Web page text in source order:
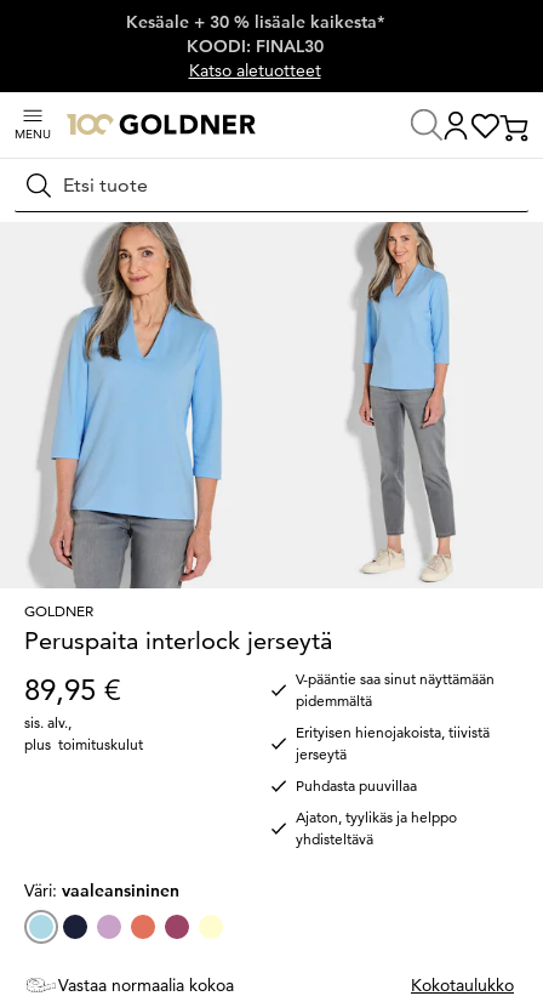
Ohita siirtymä, siirry pääsisältöön
Kesäale + 30 % lisäale kaikesta*
KOODI: FINAL30
Katso aletuotteet
MENU
Hae
Koti Naisten muoti
GOLDNER
Peruspaita interlock jerseytä
89,95 €
sis. alv.
plus toimituskulut
V-pääntie saa sinut näyttämään
pidemmältä
Erityisen hienojakoista, tiivistä
jerseytä
Puhdasta puuvillaa
Ajaton, tyylikäs ja helppo
yhdisteltävä
Väri: vaaleansininen
Vastaa normaalia kokoa Kokotaulukko